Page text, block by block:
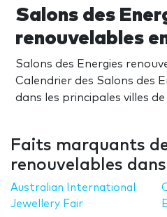
Salons des
renouvelables
Salons des Energies
Calendrier des Salons des
dans les principales villes de
Faits marquants
renouvelables
Australian International
Jewellery Fair